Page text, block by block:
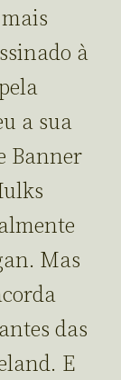
à
a sua
Banner
Mas
das
E